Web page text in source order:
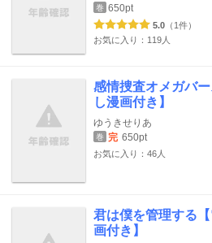
巻 650pt
5.0 （1件）
お気に入り：119人
感情捜査オメガバ
し漫画付き】
ゆうきせりあ
巻 完 650pt
お気に入り：46人
君は僕を管理する
画付き】